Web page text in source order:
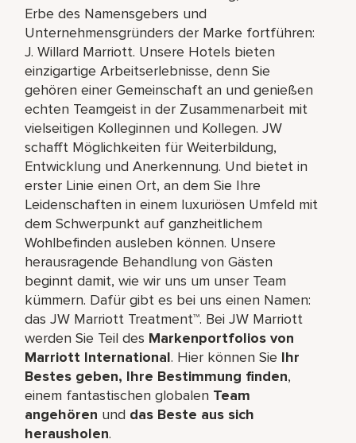
Erbe des Namensgebers und
Unternehmensgründers der Marke fortführen:
J. Willard Marriott. Unsere Hotels bieten
einzigartige Arbeitserlebnisse, denn Sie
gehören einer Gemeinschaft an und genießen
echten Teamgeist in der Zusammenarbeit mit
vielseitigen Kolleginnen und Kollegen. JW
schafft Möglichkeiten für Weiterbildung,
Entwicklung und Anerkennung. Und bietet in
erster Linie einen Ort, an dem Sie Ihre
Leidenschaften in einem luxuriösen Umfeld mit
dem Schwerpunkt auf ganzheitlichem
Wohlbefinden ausleben können. Unsere
herausragende Behandlung von Gästen
beginnt damit, wie wir uns um unser Team
kümmern. Dafür gibt es bei uns einen Namen:
das JW Marriott Treatment™. Bei JW Marriott
werden Sie Teil des Markenportfolios von
Marriott International. Hier können Sie Ihr
Bestes geben, Ihre Bestimmung finden,
einem fantastischen globalen Team
angehören und das Beste aus sich
herausholen.